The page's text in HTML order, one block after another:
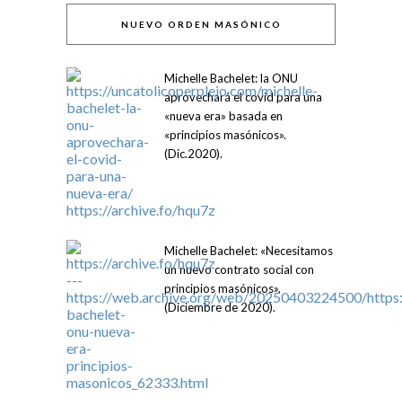
NUEVO ORDEN MASÓNICO
Michelle Bachelet: la ONU
aprovechará el covid para una
«nueva era» basada en
«principios masónicos».
(Dic.2020).
Michelle Bachelet: «Necesitamos
un nuevo contrato social con
principios masónicos».
(Diciembre de 2020).